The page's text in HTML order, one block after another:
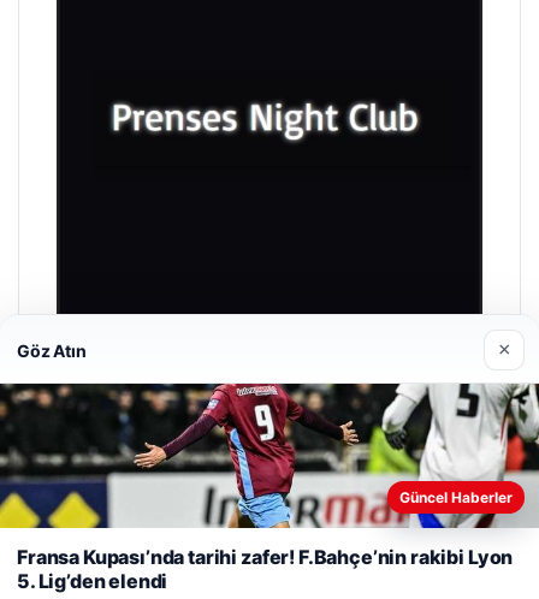
Prenses Night Club
29/04/2026
Web sitemizi nasıl kullandığınızı daha iyi anlayabilmek,
kullanıyoruz.Çerez Politikamız
Göz Atın ×
Güncel Haberler
Fransa Kupası’nda tarihi zafer! F.Bahçe’nin rakibi Lyon
5. Lig’den elendi